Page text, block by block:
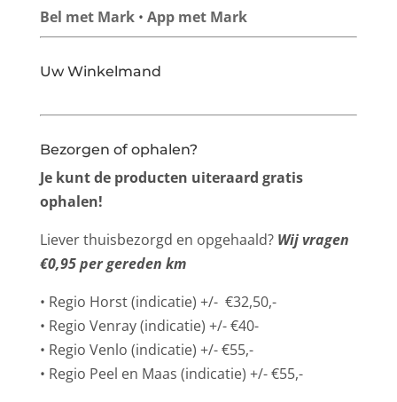
Bel met Mark• App met Mark
Uw Winkelmand
Bezorgen of ophalen?
Je kunt de producten uiteraard gratis
ophalen!
Liever thuisbezorgd en opgehaald? Wij vragen
€0,95 per gereden km
• Regio Horst (indicatie) +/- €32,50,-
• Regio Venray (indicatie) +/- €40-
• Regio Venlo (indicatie) +/- €55,-
• Regio Peel en Maas (indicatie) +/- €55,-